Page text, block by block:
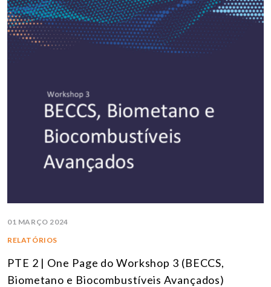
01 MARÇO 2024
RELATÓRIOS
PTE 2 | One Page do Workshop 3 (BECCS,
Biometano e Biocombustíveis Avançados)